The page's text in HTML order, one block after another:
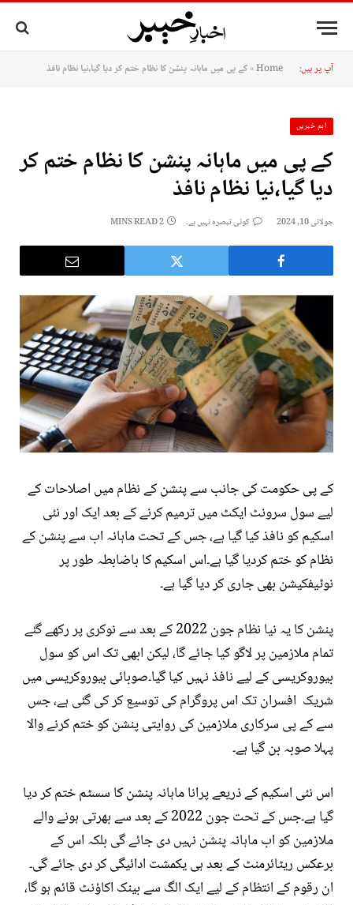
آپ پر ہیں: Home
»کے پی میں ماہانہ پنشن کا نظام ختم کر دیا گیا،نیا نظام نافذ
اہم خبریں
کے پی میں ماہانہ پنشن کا نظام ختم کر
دیا گیا،نیا نظام نافذ
جولائی 10, 2024 کوئی تبصرہ نہیں ہے۔ 2 MINS READ
کے پی حکومت کی جانب سے پنشن کے نظام میں اصلاحات کے
لیے سول سرونٹ ایکٹ میں ترمیم کرنے کے بعد ایک اور نئی
اسکیم کو نافذ کیا گیا ہے، جس کے تحت ماہانہ اب سے پنشن کے
نظام کو ختم کردیا گیا ہے۔اس اسکیم کا باضابطہ طور پر
نوٹیفکیشن بھی جاری کر دیا گیا ہے۔
پنشن کا یہ نیا نظام جون 2022 کے بعد سے نوکری پر رکھے گئے
تمام ملازمین پر لاگو کیا جائے گا، لیکن ابھی تک اس کو سول
بیوروکریسی کے لیے نافذ نہیں کیا گیا۔صوبائی بیوروکریسی میں
شریک افسران تک اس پروگرام کی توسیع کر کی گئی ہے، جس
سے کے پی سرکاری ملازمین کی روایتی پنشن کو ختم کرنے والا
پہلا صوبہ بن گیا ہے۔
اس نئی اسکیم کے ذریعے پرانا ماہانہ پنشن کا سسٹم ختم کر دیا
گیا ہے۔جس کے تحت جون 2022 کے بعد سے بھرتی ہونے والے
ملازمین کو اب ماہانہ پنشن نہیں دی جائے گی بلکہ اس کے
برعکس ریٹائرمنٹ کے بعد ہی یکمشت ادائیگی کر دی جائے گی۔
ان رقوم کے انتظام کے لیے ایک الگ سے بینک اکاؤنٹ قائم ہو گا،